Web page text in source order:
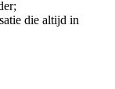
die altijd in